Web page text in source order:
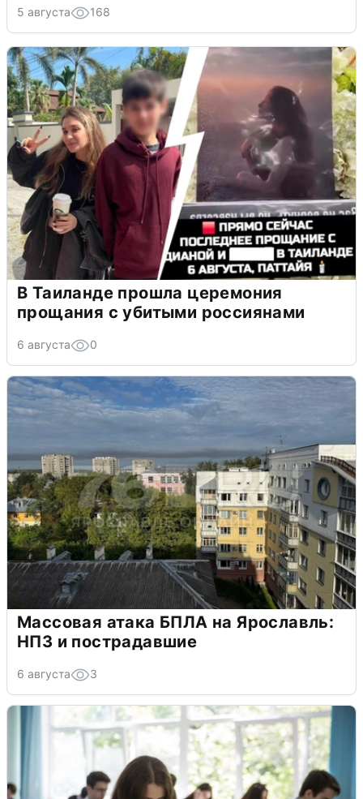
5 августа 168
В Таиланде прошла церемония
прощания с убитыми россиянами
6 августа 0
Массовая атака БПЛА на Ярославль:
НПЗ и пострадавшие
6 августа 3